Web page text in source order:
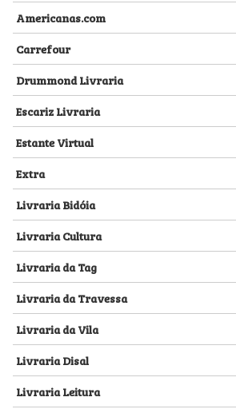
Americanas.com
Carrefour
Drummond Livraria
Escariz Livraria
Estante Virtual
Extra
Livraria Bidóia
Livraria Cultura
Livraria da Tag
Livraria da Travessa
Livraria da Vila
Livraria Disal
Livraria Leitura